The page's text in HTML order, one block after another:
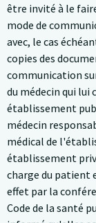
être invité à le
mode de
avec, le cas
copies des
communication
du médecin qui lui
établissement
médecin
médical de
établissement
charge du patient
effet par la
Code de la santé